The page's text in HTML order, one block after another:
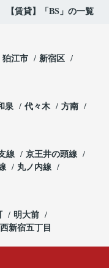
【賃貸】「BS」の一覧
狛江市
新宿区
泉 代々木
方南
線
京王井の頭線
丸ノ内線
明大前
西新宿五丁目